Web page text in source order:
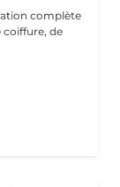
complète
coiffure, de